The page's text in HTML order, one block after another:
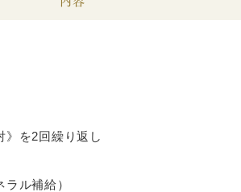
を2回繰り返し
ル補給）